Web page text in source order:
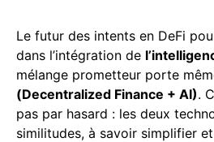
Le futur des intents en DeFi
dans l’intégration de
mélange prometteur porte
(Decentralized Finance + AI).
pas par hasard : les deux
similitudes, à savoir simplifier